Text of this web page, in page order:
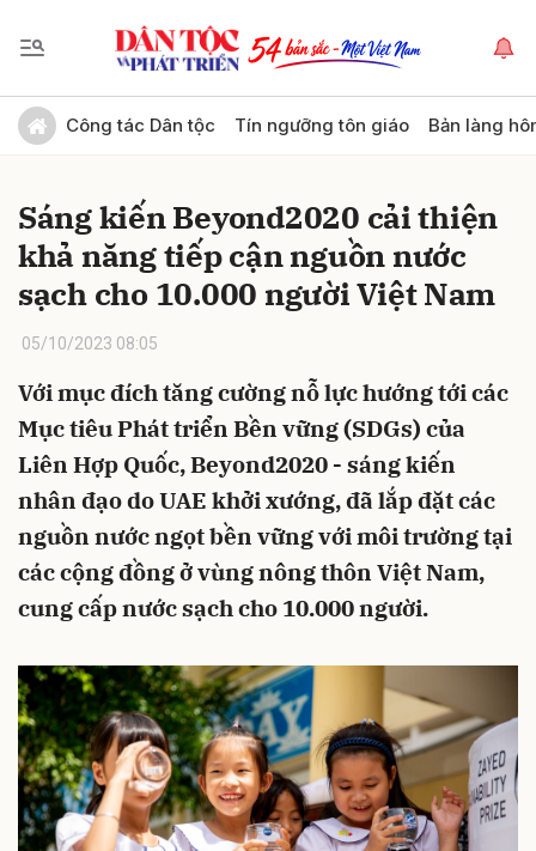
Công tác Dân tộc Tín ngưỡng tôn giáo Bản làng
Sáng kiến Beyond2020 cải thiện
khả năng tiếp cận nguồn nước
sạch cho 10.000 người Việt Nam
05/10/2023 08:05
Với mục đích tăng cường nỗ lực hướng tới các
Mục tiêu Phát triển Bền vững (SDGs) của
Liên Hợp Quốc, Beyond2020 - sáng kiến
nhân đạo do UAE khởi xướng, đã lắp đặt các
nguồn nước ngọt bền vững với môi trường tại
các cộng đồng ở vùng nông thôn Việt Nam,
cung cấp nước sạch cho 10.000 người.
Gửi bình luận